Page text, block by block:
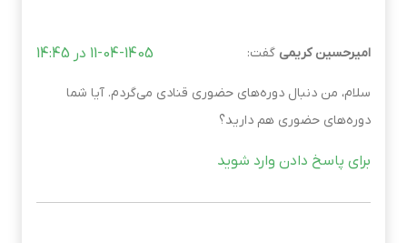
امیرحسین کریمی گفت: 11-04-1405 در 14:45
سلام، من دنبال دوره‌های حضوری قنادی می‌گردم. آیا شما
دوره‌های حضوری هم دارید؟
برای پاسخ دادن وارد شوید